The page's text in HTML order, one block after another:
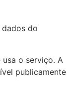
do
o serviço. A
publicamente